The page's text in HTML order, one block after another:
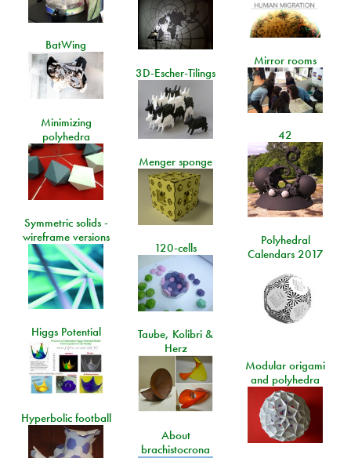
BatWing
Mirror rooms
3D-Escher-Tilings
Minimizing
polyhedra
42
Menger sponge
Symmetric solids -
wireframe versions
Polyhedral
Calendars 2017
120-cells
Higgs Potential
Taube, Kolibri &
Herz
Modular origami
and polyhedra
Hyperbolic football
About
brachistocrona